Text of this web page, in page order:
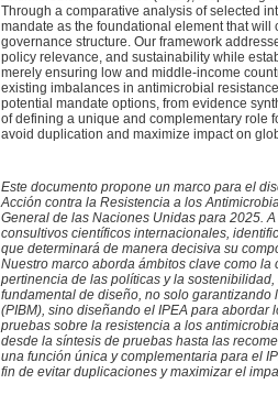
Through a comparative analysis of selected
mandate as the foundational element that
governance structure. Our framework
policy relevance, and sustainability while
merely ensuring low and middle-income
existing imbalances in antimicrobial
potential mandate options, from evidence
of defining a unique and complementary role
avoid duplication and maximize impact on
Este documento propone un marco para el
Acción contra la Resistencia a los
General de las Naciones Unidas para 2025.
consultivos científicos internacionales,
que determinará de manera decisiva su
Nuestro marco aborda ámbitos clave como
pertinencia de las políticas y la
fundamental de diseño, no solo
(PIBM), sino diseñando el IPEA para
pruebas sobre la resistencia a los
desde la síntesis de pruebas hasta las
una función única y complementaria para el
fin de evitar duplicaciones y maximizar el